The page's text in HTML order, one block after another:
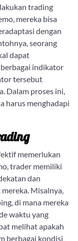
trading
mereka bisa
dengan
seorang
dapat
indikator
tersebut
Dalam proses ini,
harus menghadapi
memerlukan
trader memiliki
dan
Misalnya,
di mana mereka
waktu yang
melihat apakah
berbagai kondisi